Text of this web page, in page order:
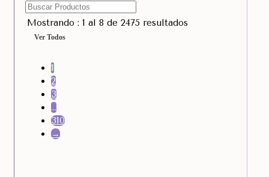
Mostrando : 1 al 8 de 2475 resultados
Ver Todos
1
2
3
…
310
→